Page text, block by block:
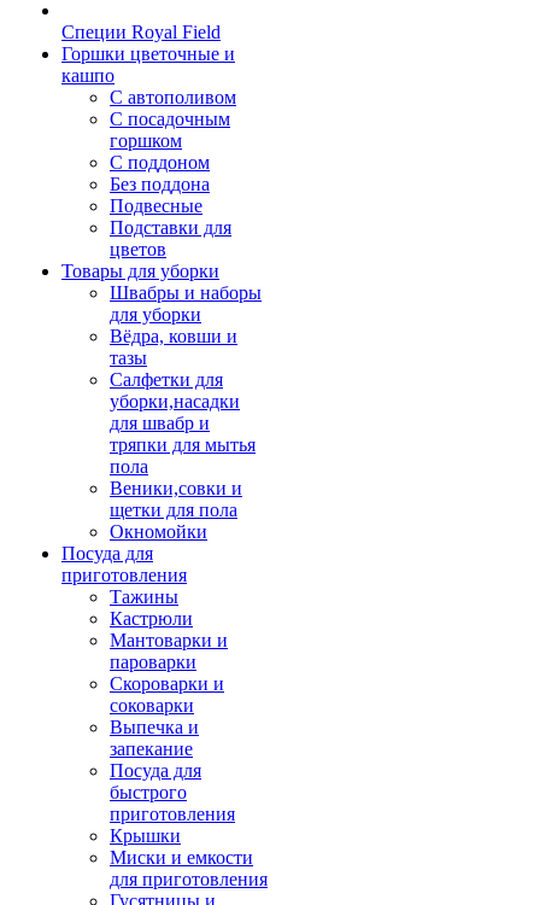
Специи Royal Field
Горшки цветочные и
кашпо
С автополивом
С посадочным
горшком
С поддоном
Без поддона
Подвесные
Подставки для
цветов
Товары для уборки
Швабры и наборы
для уборки
Вёдра, ковши и
тазы
Салфетки для
уборки,насадки
для швабр и
тряпки для мытья
пола
Веники,совки и
щетки для пола
Окномойки
Посуда для
приготовления
Тажины
Кастрюли
Мантоварки и
пароварки
Скороварки и
соковарки
Выпечка и
запекание
Посуда для
быстрого
приготовления
Крышки
Миски и емкости
для приготовления
Гусятницы и